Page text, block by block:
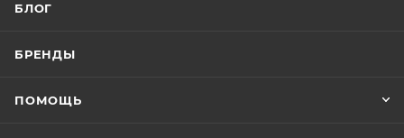
БЛОГ
БРЕНДЫ
ПОМОЩЬ